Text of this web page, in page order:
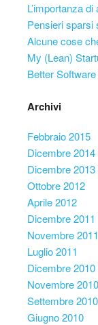
L’importanza
Pensieri sparsi
Alcune cose
My (Lean)
Better Software
Archivi
Febbraio 2015
Dicembre 2014
Dicembre 2013
Ottobre 2012
Aprile 2012
Dicembre 2011
Novembre 2011
Luglio 2011
Dicembre 2010
Novembre 2010
Settembre 2010
Giugno 2010